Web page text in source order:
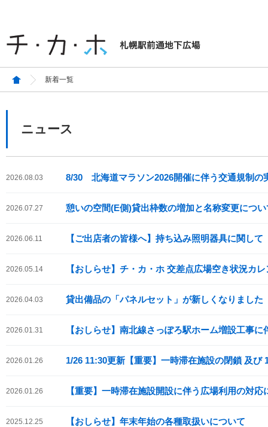
新着一覧
ニュース
2026.08.03 8/30 北海道マラソン2026開催に伴う交通規制の
2026.07.27 憩いの空間(E側)貸出枠数の増加と名称変更につ
2026.06.11 【ご出店者の皆様へ】持ち込み照明器具に関して
2026.05.14 【おしらせ】チ・カ・ホ 交差点広場空き状況カ
2026.04.03 貸出備品の「パネルセット」が新しくなりました
2026.01.31 【おしらせ】南北線さっぽろ駅ホーム増設工事
2026.01.26 1/26 11:30更新【重要】一時滞在施設の閉鎖 及び
2026.01.26 【重要】一時滞在施設開設に伴う広場利用の対応
2025.12.25 【おしらせ】年末年始の各種取扱いについて